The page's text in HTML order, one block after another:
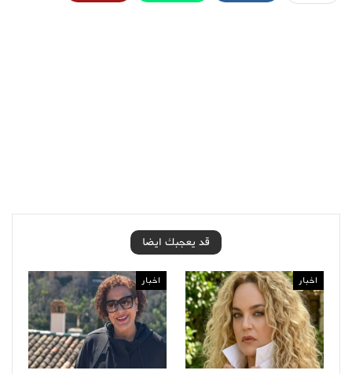
قد يعجبك ايضا
اخبار اخبار